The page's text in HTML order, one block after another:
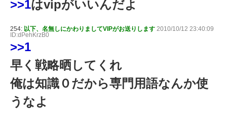
>>1はvipがいいんだよ
254: 以下、名無しにかわりましてVIPがお送りします 2010/10/12 23:40:09
ID:dPehKrzB0
>>1
早く戦略晒してくれ
俺は知識０だから専門用語なんか使
うなよ